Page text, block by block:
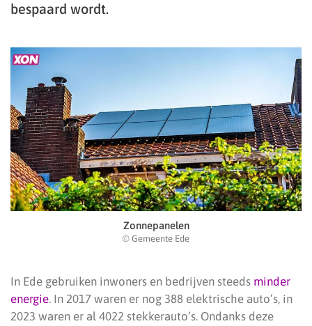
bespaard wordt.
Zonnepanelen
© Gemeente Ede
In Ede gebruiken inwoners en bedrijven steeds minder
energie. In 2017 waren er nog 388 elektrische auto’s, in
2023 waren er al 4022 stekkerauto’s. Ondanks deze